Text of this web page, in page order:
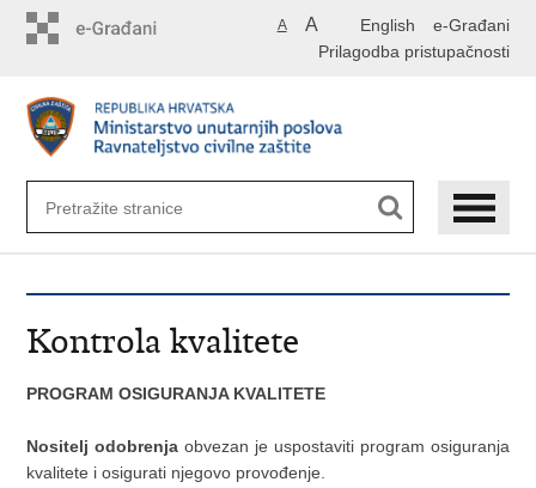
English e-Građani
A A
Prilagodba pristupačnosti
Kontrola kvalitete
PROGRAM OSIGURANJA KVALITETE
Nositelj odobrenjaobvezan je uspostaviti program osiguranja
kvalitete i osigurati njegovo provođenje.